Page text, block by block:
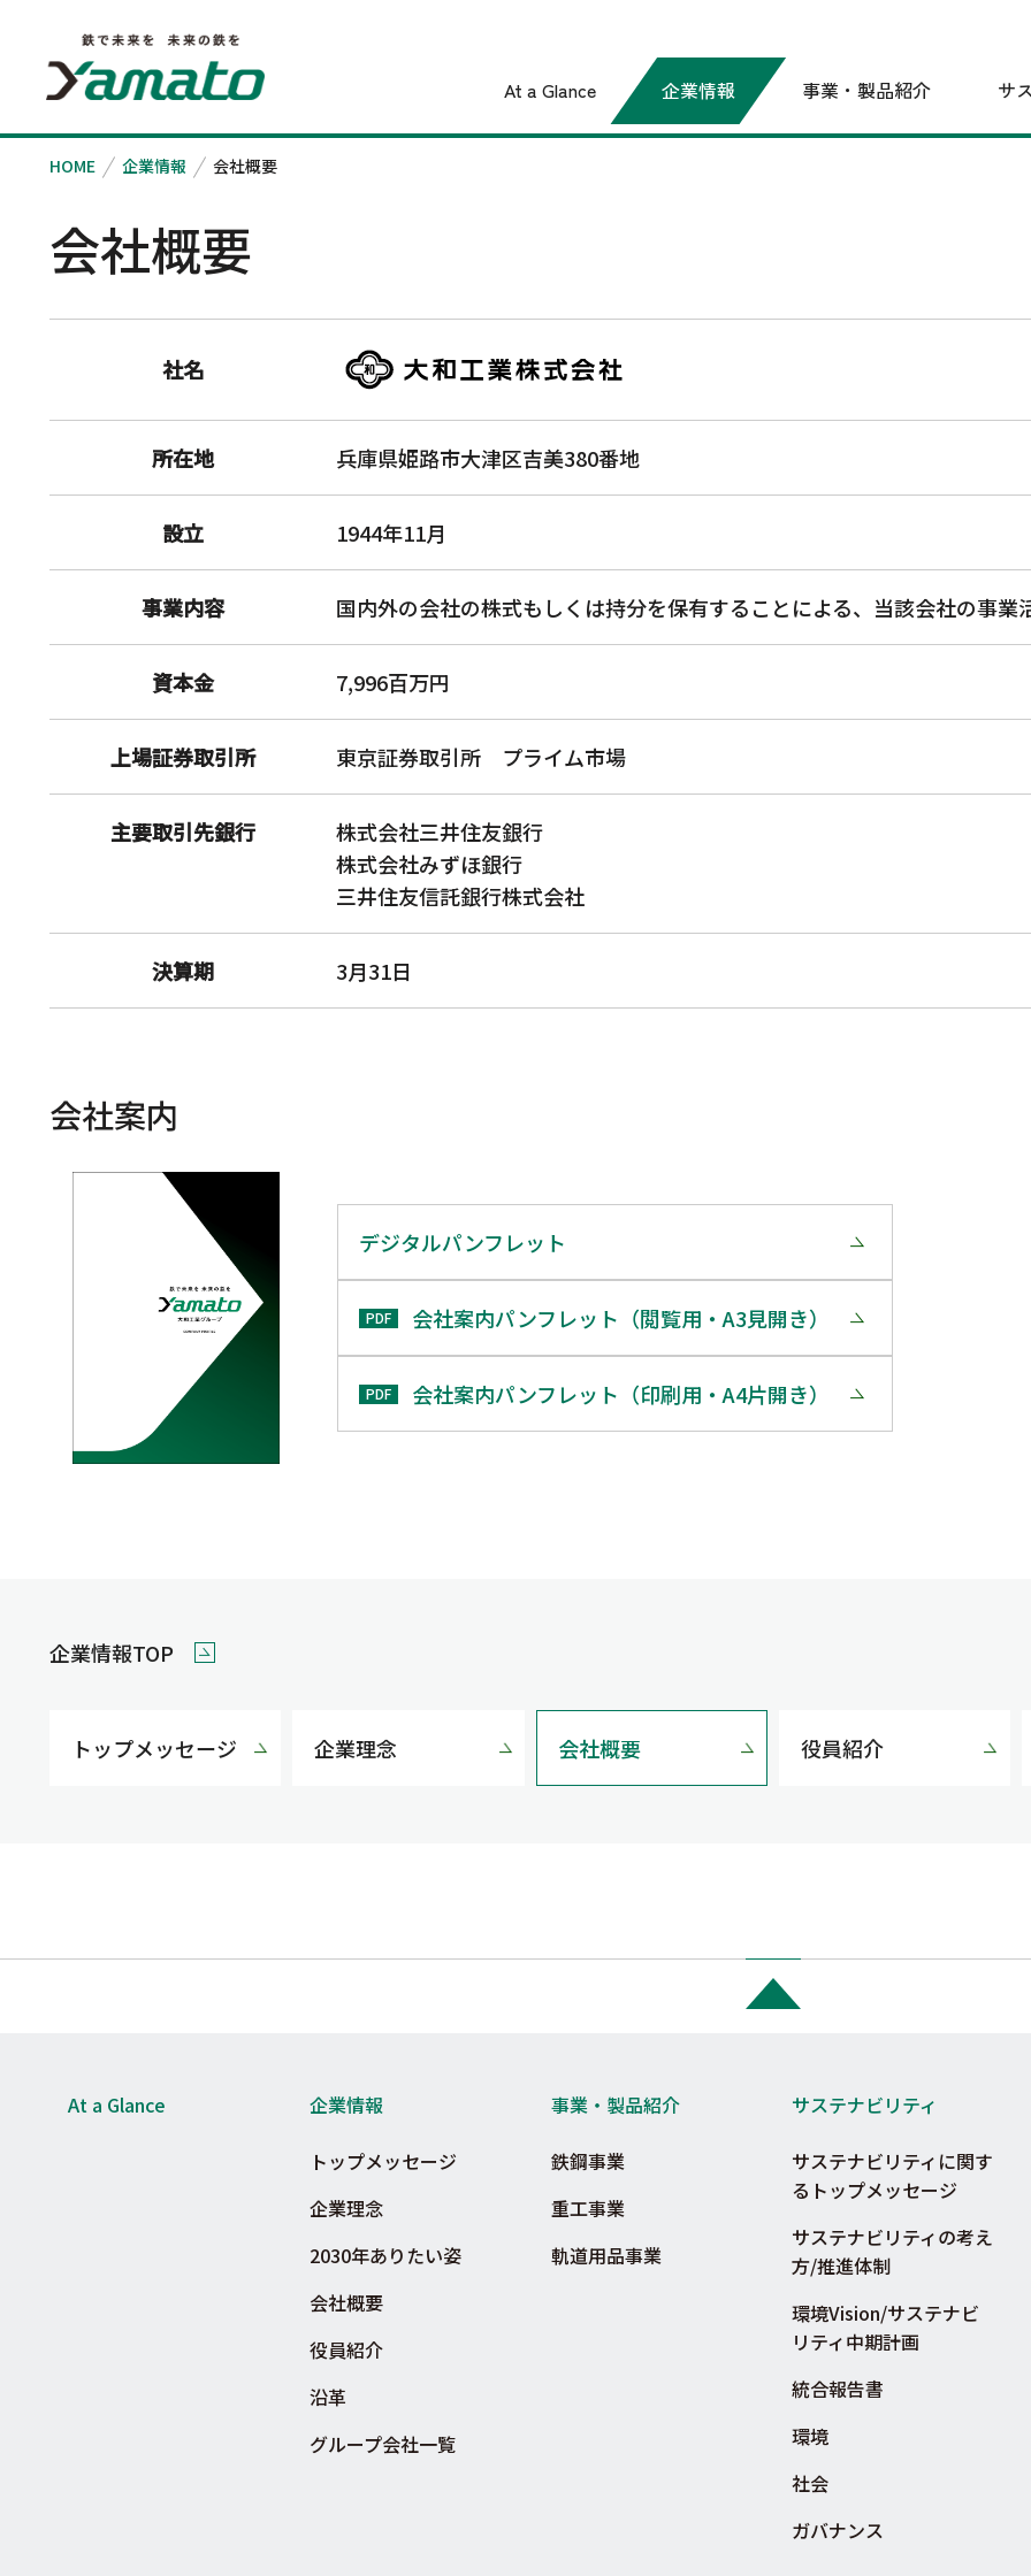
At a Glance 企業情報
企業情報TOP
2030年ありたい姿
会社概要
役員紹介
グループ会社一覧
役員紹介
事業・製品紹介
事業紹介
鉄鋼事業
重工事業
軌道用品事業
サ
サステナビリティ
株主・投資家情報
IRニュース
IR資料室
株主・株式情報
IRカレンダー
決算短信
決算説明資料
統合報告書
電子公告
株主総会
HOME 企業情報 会社概要
会社概要
社名
所在地 兵庫県姫路市大津区吉美380番地
設立 1944年11月
事業内容 国内外の会社の株式もしくは持分を保有することによる、当該会社の事業
資本金 7,996百万円
上場証券取引所 東京証券取引所 プライム市場
主要取引先銀行
株式会社三井住友銀行
株式会社みずほ銀行
三井住友信託銀行株式会社
決算期 3月31日
会社案内
デジタルパンフレット
PDF 会社案内パンフレット（閲覧用・A3見開き）
PDF 会社案内パンフレット（印刷用・A4片開き）
企業情報TOP
トップメッセージ 企業理念 会社概要 役員紹介
At a Glance 企業情報
トップメッセージ
企業理念
2030年ありたい姿
会社概要
役員紹介
沿革
グループ会社一覧
事業・製品紹介
鉄鋼事業
重工事業
軌道用品事業
サステナビリティ
サステナビリティに関す
るトップメッセージ
サステナビリティの考え
方/推進体制
環境Vision/サステナビ
リティ中期計画
統合報告書
環境
社会
ガバナンス